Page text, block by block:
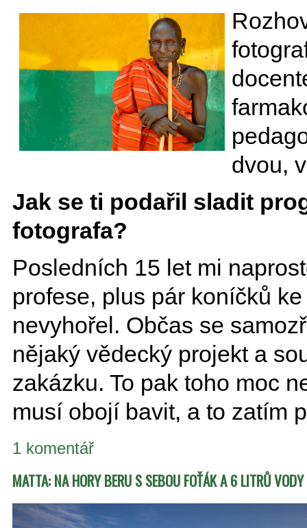
dvou,
Jak se ti podařil sladit
fotografa?
Posledních 15 let mi
profese, plus pár koníčků
nevyhořel. Občas se
nějaký vědecký projekt a
zakázku. To pak toho moc
musí obojí bavit, a to zatím
1 komentář
MATTA: NA HORY BERU S SEBOU FOŤÁK A 6 LITRŮ VODY